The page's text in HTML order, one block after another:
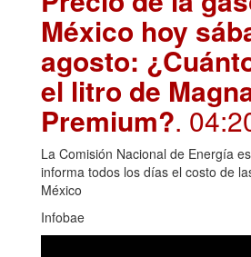
México hoy
agosto:
el litro de
Premium?.
La Comisión Nacional de Energía
informa todos los días el costo de
México
Infobae